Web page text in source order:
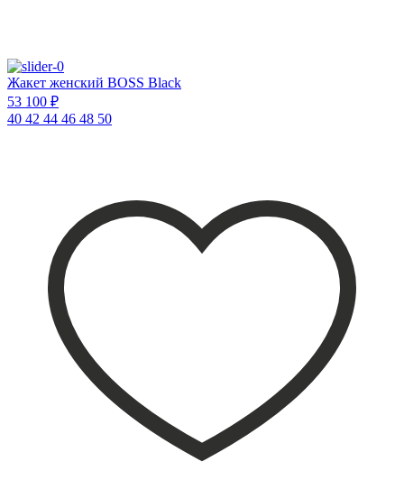
Жакет женский BOSS Black
53 100 ₽
40 42 44 46 48 50